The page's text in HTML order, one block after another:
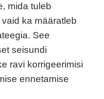
mida tuleb
ka määratleb
See
seisundi
ravi korrigeerimisi
ennetamise